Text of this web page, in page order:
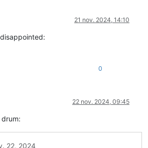
21 nov. 2024, 14:10
0
22 nov. 2024, 09:45
22, 2024